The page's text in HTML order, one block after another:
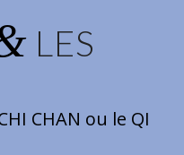
LES
CHAN ou le QI